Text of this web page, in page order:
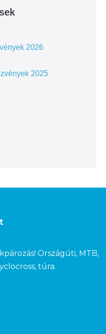
2026
2025
Országúti, MTB,
túra.